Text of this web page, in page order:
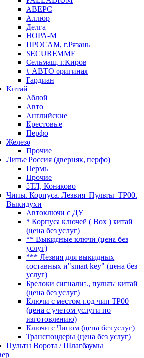
АВЕРС
Аллюр
Делга
НОРА-М
ПРОСАМ, г.Рязань
SECUREMME
Сельмаш, г.Киров
# АВТО оригинал
Гардиан
Китай
Аблой
Авто
Английские
Крестовые
Перфо
Железо
Прочие
Литье Россия (дверняк, перфо)
Пермь
Прочие
ЗТЛ, Конаково
Чипы. Корпуса. Лезвия. Пульты. TP00.
Выкидухи
Автоключи с ДУ
* Корпуса ключей ( Box ) китай
(цена без услуг)
** Выкидные ключи (цена без
услуг)
*** Лезвия для выкидных,
составных и"smart key" (цена без
услуг)
Брелоки сигнализ., пульты китай
(цена без услуг)
Ключи с местом под чип TP00
(цена с учетом услуги по
изготовлению)
Ключи с Чипом (цена без услуг)
Транспондеры (цена без услуг)
Пульты Ворота / Шлагбаумы